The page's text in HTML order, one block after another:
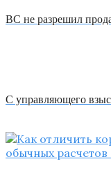
ВС не разрешил
С управляющего